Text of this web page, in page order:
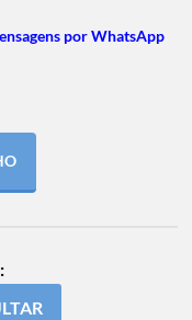
por WhatsApp